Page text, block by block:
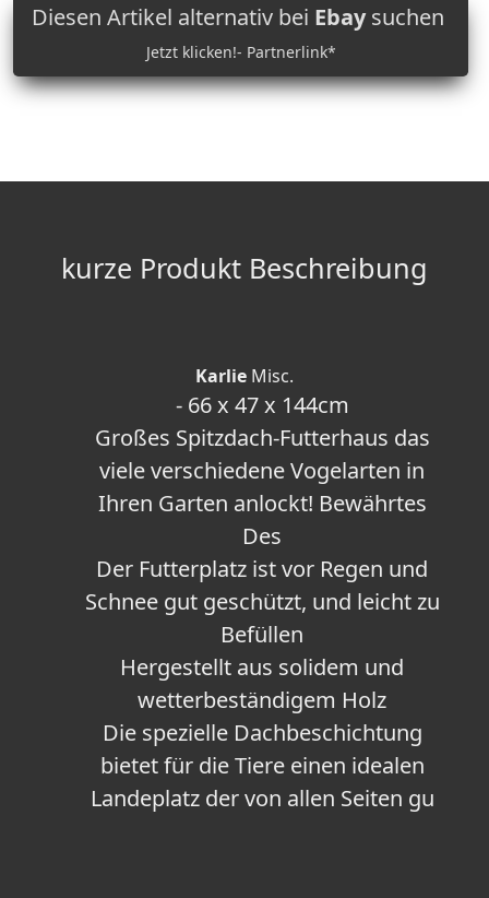
Diesen Artikel alternativ bei Ebaysuchen
Jetzt klicken!- Partnerlink*
kurze Produkt Beschreibung
Karlie Misc.
- 66 x 47 x 144cm
Großes Spitzdach-Futterhaus das
viele verschiedene Vogelarten in
Ihren Garten anlockt! Bewährtes
Des
Der Futterplatz ist vor Regen und
Schnee gut geschützt, und leicht zu
Befüllen
Hergestellt aus solidem und
wetterbeständigem Holz
Die spezielle Dachbeschichtung
bietet für die Tiere einen idealen
Landeplatz der von allen Seiten gu